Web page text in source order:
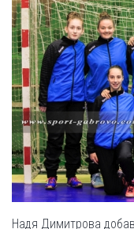
Надя Димитрова